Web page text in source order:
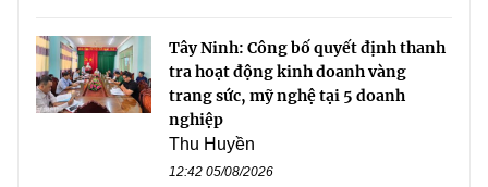
Tây Ninh: Công bố quyết định thanh
tra hoạt động kinh doanh vàng
trang sức, mỹ nghệ tại 5 doanh
nghiệp
Thu Huyền
12:42 05/08/2026